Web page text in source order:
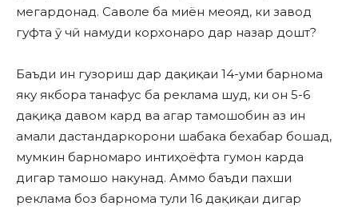
мегардонад. Саволе ба миён меояд, ки завод
гуфта ӯ чӣ намуди корхонаро дар назар дошт?
Баъди ин гузориш дар дақиқаи 14-уми барнома
яку якбора танафус ба реклама шуд, ки он 5-6
дақиқа давом кард ва агар тамошобин аз ин
амали дастандаркорони шабака бехабар бошад,
мумкин барномаро интиҳоёфта гумон карда
дигар тамошо накунад. Аммо баъди пахши
реклама боз барнома тули 16 дақиқаи дигар